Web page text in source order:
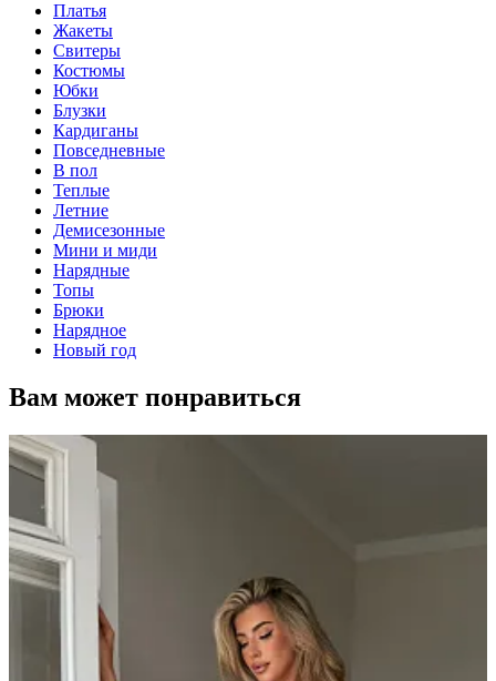
Платья
Жакеты
Свитеры
Костюмы
Юбки
Блузки
Кардиганы
Повседневные
В пол
Теплые
Летние
Демисезонные
Мини и миди
Нарядные
Топы
Брюки
Нарядное
Новый год
Вам может понравиться